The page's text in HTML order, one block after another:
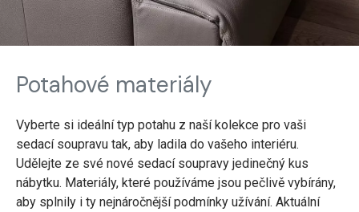
Potahové materiály
Vyberte si ideální typ potahu z naší kolekce pro vaši
sedací soupravu tak, aby ladila do vašeho interiéru.
Udělejte ze své nové sedací soupravy jedinečný kus
nábytku. Materiály, které používáme jsou pečlivě vybírány,
aby splnily i ty nejnáročnější podmínky užívání. Aktuální